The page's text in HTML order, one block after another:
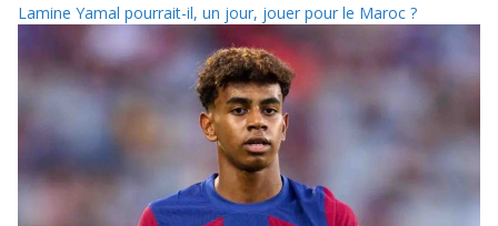
Lamine Yamal pourrait-il, un jour, jouer pour le Maroc ?